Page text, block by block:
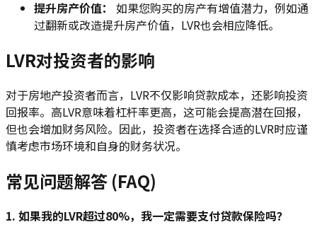
提升房产价值：
如果您购买的房产有增值潜力，例如通
过翻新或改造提升房产价值，LVR也会相应降低。
LVR对投资者的影响
对于房地产投资者而言，LVR不仅影响贷款成本，还影响投资
回报率。高LVR意味着杠杆率更高，这可能会提高潜在回报，
但也会增加财务风险。因此，投资者在选择合适的LVR时应谨
慎考虑市场环境和自身的财务状况。
常见问题解答 (FAQ)
1. 如果我的LVR超过80%，我一定需要支付贷款保险吗？